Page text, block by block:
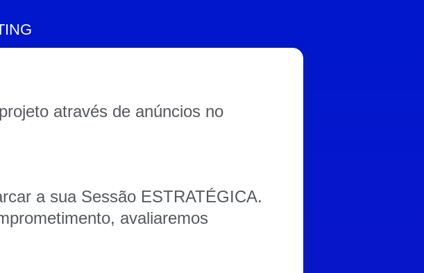
através de anúncios no
a sua Sessão ESTRATÉGICA.
avaliaremos